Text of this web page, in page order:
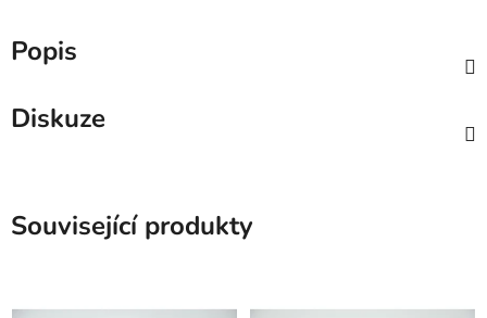
Popis
Diskuze
Související produkty